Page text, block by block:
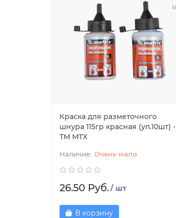
Краска для разметочного
шнура 115гр красная (уп.10шт) -
ТМ MTX
Очень мало
26.50 Руб./ шт
В корзину